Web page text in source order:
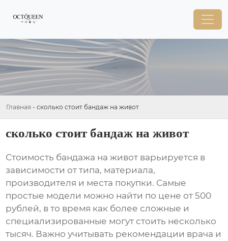
Главная - сколько стоит бандаж на живот
сколько стоит бандаж на живот
Стоимость бандажа на живот варьируется в
зависимости от типа, материала,
производителя и места покупки. Самые
простые модели можно найти по цене от 500
рублей, в то время как более сложные и
специализированные могут стоить несколько
тысяч. Важно учитывать рекомендации врача и